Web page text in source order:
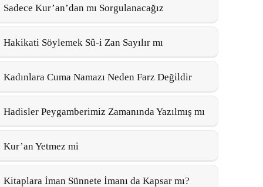
Sadece Kur’an’dan mı Sorgulanacağız
Hakikati Söylemek Sû-i Zan Sayılır mı
Kadınlara Cuma Namazı Neden Farz Değildir
Hadisler Peygamberimiz Zamanında Yazılmış mı
Kur’an Yetmez mi
Kitaplara İman Sünnete İmanı da Kapsar mı?